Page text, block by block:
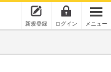
新規登録 ログイン メニュー